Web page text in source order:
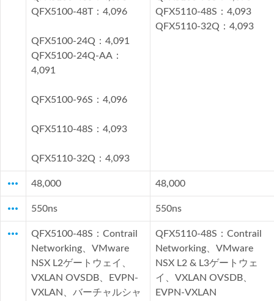
QFX5100-48T：4,096
QFX5100-24Q：4,091
QFX5100-24Q-AA：
4,091
QFX5100-96S：4,096
QFX5110-48S：4,093
QFX5110-32Q：4,093
QFX5110-48S：4,093
QFX5110-32Q：4,093
more_horiz 48,000 48,000
more_horiz 550ns 550ns
more_horiz
QFX5100-48S：Contrail
Networking、VMware
NSX L2ゲートウェイ、
VXLAN OVSDB、EVPN-
VXLAN、バーチャルシャ
QFX5110-48S：Contrail
Networking、VMware
NSX L2 & L3ゲートウェ
イ、VXLAN OVSDB、
EVPN-VXLAN